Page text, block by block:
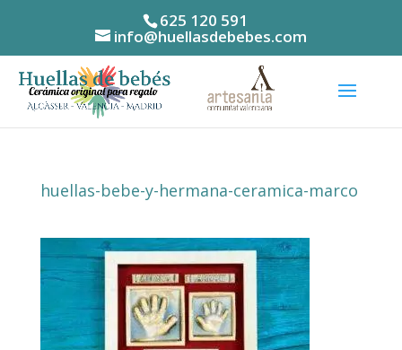
625 120 591
info@huellasdebebes.com
huellas-bebe-y-hermana-ceramica-marco